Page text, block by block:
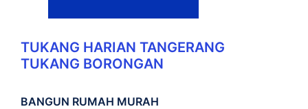
TUKANG HARIAN TANGERANG
TUKANG BORONGAN
BANGUN RUMAH MURAH